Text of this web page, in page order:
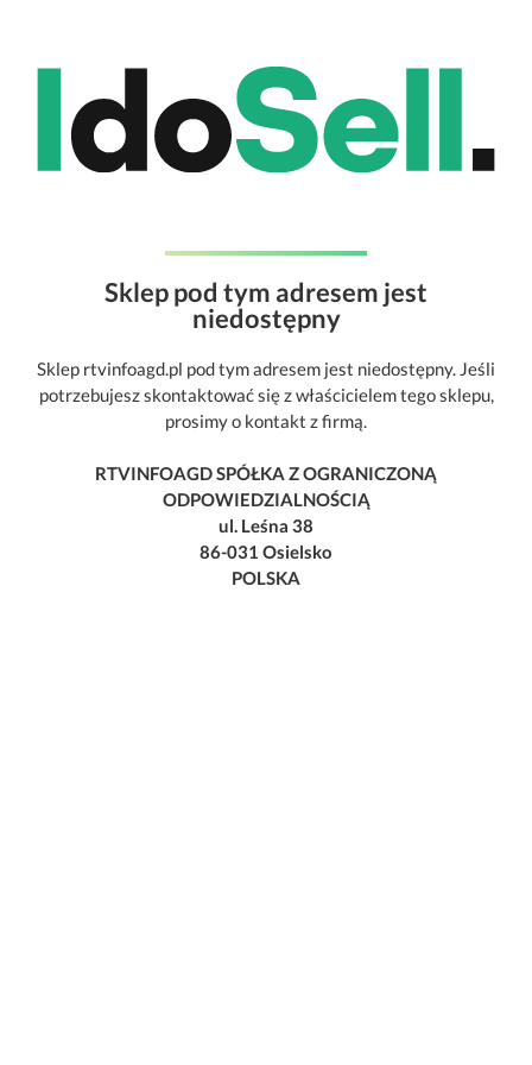
Sklep pod tym adresem jest
niedostępny
Sklep rtvinfoagd.pl pod tym adresem jest niedostępny. Jeśli
potrzebujesz skontaktować się z właścicielem tego sklepu,
prosimy o kontakt z firmą.
RTVINFOAGD SPÓŁKA Z OGRANICZONĄ
ODPOWIEDZIALNOŚCIĄ
ul. Leśna 38
86-031 Osielsko
POLSKA